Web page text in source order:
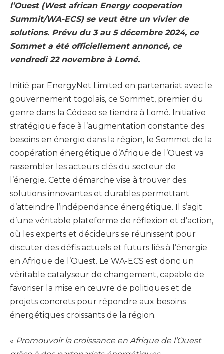
l’Ouest (West african Energy cooperation
Summit/WA-ECS) se veut être un vivier de
solutions. Prévu du 3 au 5 décembre 2024, ce
Sommet a été officiellement annoncé, ce
vendredi 22 novembre à Lomé.
Initié par EnergyNet Limited en partenariat avec le
gouvernement togolais, ce Sommet, premier du
genre dans la Cédeao se tiendra à Lomé. Initiative
stratégique face à l’augmentation constante des
besoins en énergie dans la région, le Sommet de la
coopération énergétique d’Afrique de l’Ouest va
rassembler les acteurs clés du secteur de
l’énergie. Cette démarche vise à trouver des
solutions innovantes et durables permettant
d’atteindre l’indépendance énergétique. Il s’agit
d’une véritable plateforme de réflexion et d’action,
où les experts et décideurs se réunissent pour
discuter des défis actuels et futurs liés à l’énergie
en Afrique de l’Ouest. Le WA-ECS est donc un
véritable catalyseur de changement, capable de
favoriser la mise en œuvre de politiques et de
projets concrets pour répondre aux besoins
énergétiques croissants de la région.
« Promouvoir la croissance en Afrique de l’Ouest